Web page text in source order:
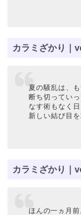
カラミざかり｜
夏の騒乱は、
断ち切ってい
なす術もなく
新しい結び目
カラミざかり｜
ほんの一ヵ月